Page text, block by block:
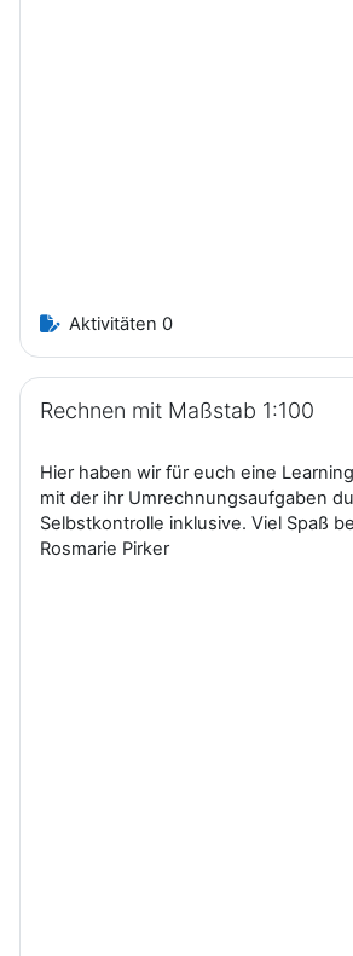
Aktivitäten 0
Rechnen mit Maßstab 1:100
Hier haben wir für euch eine
mit der ihr Umrechnungsaufgaben
Selbstkontrolle inklusive. Viel Spaß
Rosmarie Pirker